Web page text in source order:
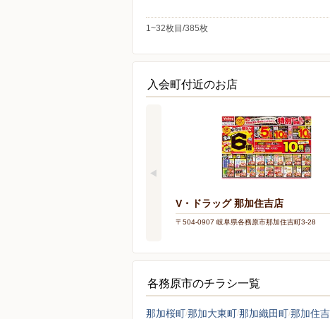
1~32枚目/385枚
入会町付近のお店
V・ドラッグ 那加住吉店
〒504-0907 岐阜県各務原市那加住吉町3-28
各務原市のチラシ一覧
那加桜町那加大東町那加織田町那加住